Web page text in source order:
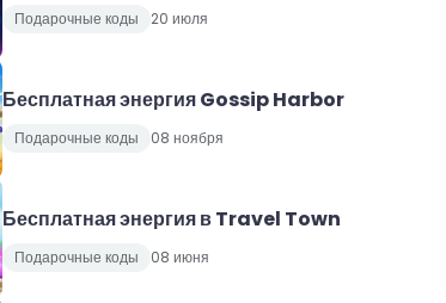
Подарочные коды 20 июля
Бесплатная энергия Gossip Harbor
Подарочные коды 08 ноября
Бесплатная энергия в Travel Town
Подарочные коды 08 июня